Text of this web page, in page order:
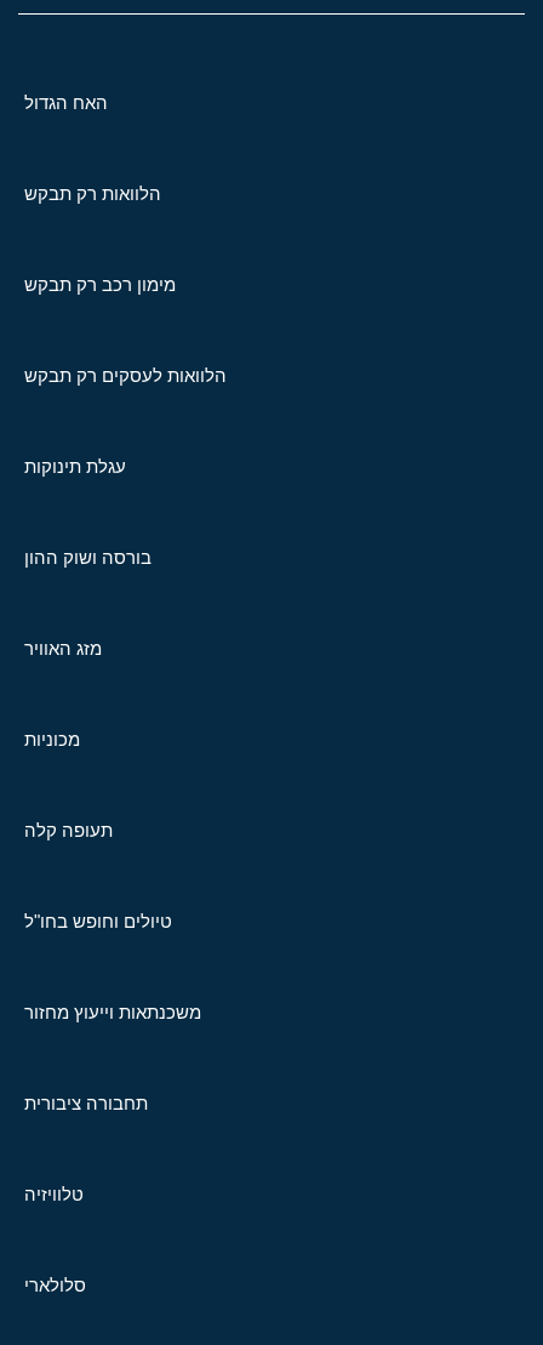
האח הגדול
הלוואות רק תבקש
מימון רכב רק תבקש
הלוואות לעסקים רק תבקש
עגלת תינוקות
בורסה ושוק ההון
מזג האוויר
מכוניות
תעופה קלה
טיולים וחופש בחו"ל
משכנתאות וייעוץ מחזור
תחבורה ציבורית
טלוויזיה
סלולארי